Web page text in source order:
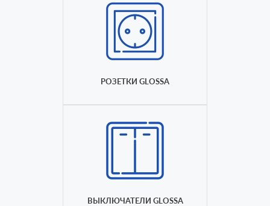
РОЗЕТКИ GLOSSA
ВЫКЛЮЧАТЕЛИ GLOSSA